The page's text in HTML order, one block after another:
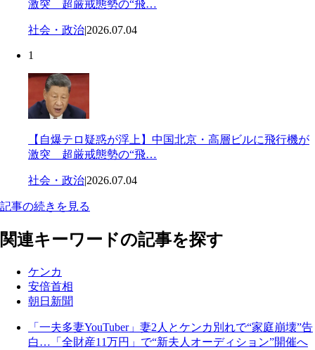
激突 超厳戒態勢の“飛…
社会・政治|2026.07.04
1
【自爆テロ疑惑が浮上】中国北京・高層ビルに飛行機が
激突 超厳戒態勢の“飛…
社会・政治|2026.07.04
記事の続きを見る
関連キーワードの記事を探す
ケンカ
安倍首相
朝日新聞
「一夫多妻YouTuber」妻2人とケンカ別れで“家庭崩壊”告
白…「全財産11万円」で“新夫人オーディション”開催へ